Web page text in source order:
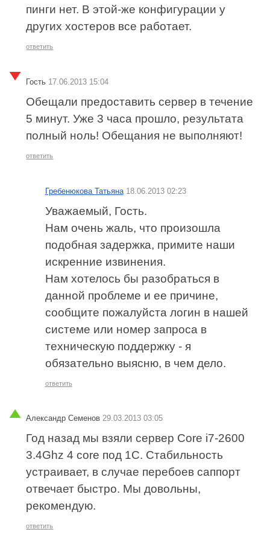
пинги нет. В этой-же конфигурации у
других хостеров все работает.
ответить
Гость 17.06.2013 15:04
Обещали предоставить сервер в течение
5 минут. Уже 3 часа прошло, результата
полный ноль! Обещания не выполняют!
ответить
Гребенюкова Татьяна 18.06.2013 02:23
Уважаемый, Гость.
Нам очень жаль, что произошла
подобная задержка, примите наши
искренние извинения.
Нам хотелось бы разобраться в
данной проблеме и ее причине,
сообщите пожалуйста логин в нашей
системе или номер запроса в
техническую поддержку - я
обязательно выясню, в чем дело.
ответить
Александр Семенов 29.03.2013 03:05
Год назад мы взяли сервер Core i7-2600
3.4Ghz 4 core под 1С. Стабильность
устраивает, в случае перебоев саппорт
отвечает быстро. Мы довольны,
рекомендую.
ответить